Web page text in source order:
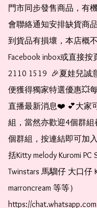
門市同步發售商品，有
會聯絡通知安排缺貨商
到貨品有損壞，本店概
Facebook inbox或直接
2110 1519  🎉夏娃兒誠
便獲得獨家特選優惠💥
直播最新消息❤️ 💕大家
組，當然亦歡迎4個群
個群組，按連結即可加入
括Kitty melody Kuromi
Twinstars 馬騮仔 大口仔
marroncream 等等）
https://